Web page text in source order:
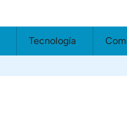
Tecnología